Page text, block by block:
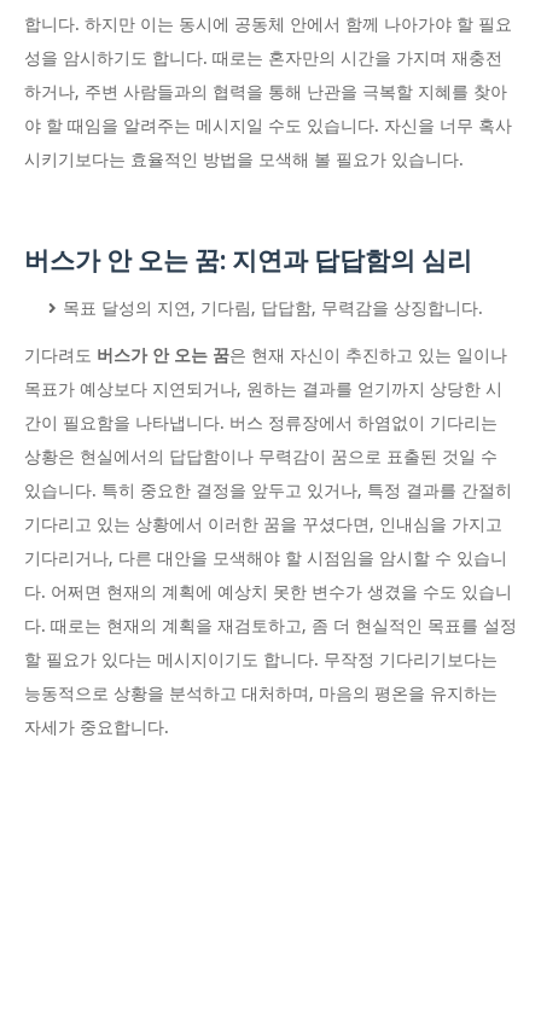
합니다. 하지만 이는 동시에 공동체 안에서 함께 나아가야 할 필요
성을 암시하기도 합니다. 때로는 혼자만의 시간을 가지며 재충전
하거나, 주변 사람들과의 협력을 통해 난관을 극복할 지혜를 찾아
야 할 때임을 알려주는 메시지일 수도 있습니다. 자신을 너무 혹사
시키기보다는 효율적인 방법을 모색해 볼 필요가 있습니다.
버스가 안 오는 꿈: 지연과 답답함의 심리
목표 달성의 지연, 기다림, 답답함, 무력감을 상징합니다.
기다려도 버스가 안 오는 꿈은 현재 자신이 추진하고 있는 일이나
목표가 예상보다 지연되거나, 원하는 결과를 얻기까지 상당한 시
간이 필요함을 나타냅니다. 버스 정류장에서 하염없이 기다리는
상황은 현실에서의 답답함이나 무력감이 꿈으로 표출된 것일 수
있습니다. 특히 중요한 결정을 앞두고 있거나, 특정 결과를 간절히
기다리고 있는 상황에서 이러한 꿈을 꾸셨다면, 인내심을 가지고
기다리거나, 다른 대안을 모색해야 할 시점임을 암시할 수 있습니
다. 어쩌면 현재의 계획에 예상치 못한 변수가 생겼을 수도 있습니
다. 때로는 현재의 계획을 재검토하고, 좀 더 현실적인 목표를 설정
할 필요가 있다는 메시지이기도 합니다. 무작정 기다리기보다는
능동적으로 상황을 분석하고 대처하며, 마음의 평온을 유지하는
자세가 중요합니다.